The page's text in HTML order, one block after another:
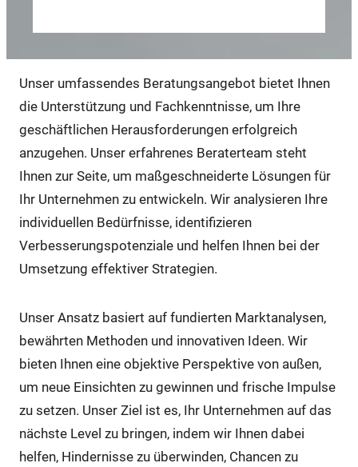
Unser umfassendes Beratungsangebot bietet Ihnen
die Unterstützung und Fachkenntnisse, um Ihre
geschäftlichen Herausforderungen erfolgreich
anzugehen. Unser erfahrenes Beraterteam steht
Ihnen zur Seite, um maßgeschneiderte Lösungen für
Ihr Unternehmen zu entwickeln. Wir analysieren Ihre
individuellen Bedürfnisse, identifizieren
Verbesserungspotenziale und helfen Ihnen bei der
Umsetzung effektiver Strategien.
Unser Ansatz basiert auf fundierten Marktanalysen,
bewährten Methoden und innovativen Ideen. Wir
bieten Ihnen eine objektive Perspektive von außen,
um neue Einsichten zu gewinnen und frische Impulse
zu setzen. Unser Ziel ist es, Ihr Unternehmen auf das
nächste Level zu bringen, indem wir Ihnen dabei
helfen, Hindernisse zu überwinden, Chancen zu